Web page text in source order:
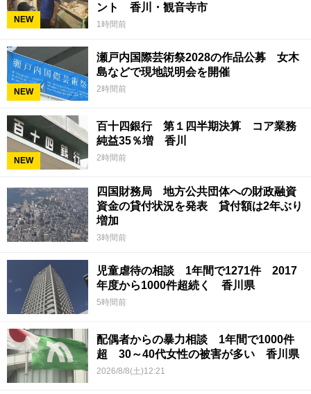
NEW
ント 香川・観音寺市
1時間前
NEW
瀬戸内国際芸術祭2028の作品公募 女木
島などで現地説明会を開催
2時間前
NEW
百十四銀行 第１四半期決算 コア業務
純益35％増 香川
2時間前
四国財務局 地方公共団体への財政融資
資金の貸付状況を発表 貸付額は2年ぶり
増加
3時間前
児童虐待の相談 1年間で1271件 2017
年度から1000件超続く 香川県
5時間前
配偶者からの暴力相談 1年間で1000件
超 30～40代女性の被害が多い 香川県
2026/8/8(土)12:21